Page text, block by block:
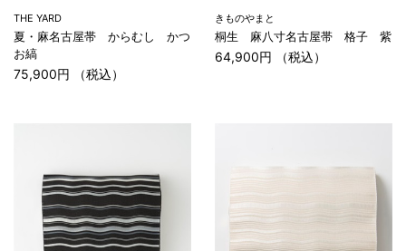
THE YARD
夏・麻名古屋帯 からむし かつ
お縞
75,900円 （税込）
きものやまと
桐生 麻八寸名古屋帯 格子 紫
64,900円 （税込）